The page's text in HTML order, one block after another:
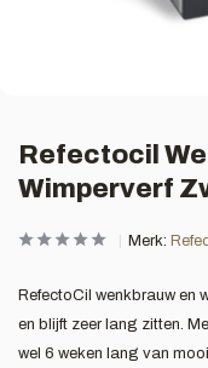
Refectocil
Wimperverf
Merk:
RefectoCil wenkbrauw en
en blijft zeer lang zitten.
wel 6 weken lang van